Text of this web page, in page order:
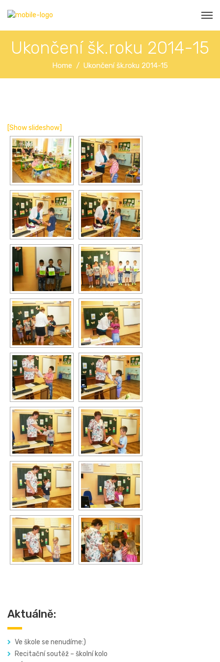
Ukončení šk.roku 2014-15
Home Ukončení šk.roku 2014-15
[Show slideshow]
Aktuálně:
Ve škole se nenudíme:)
Recitační soutěž – školní kolo